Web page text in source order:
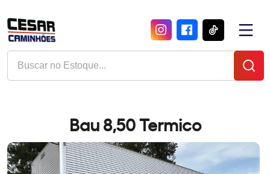
Bau 8,50 Termico